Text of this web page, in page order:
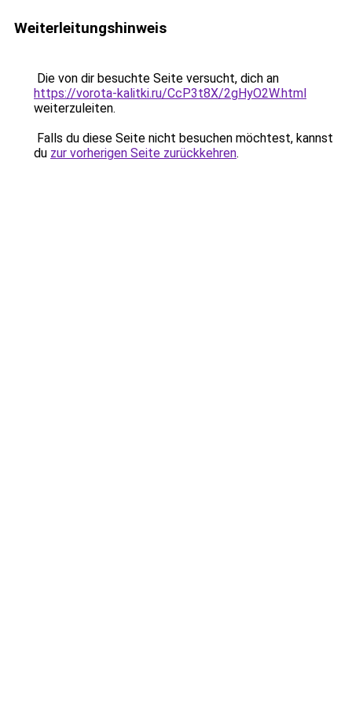
Weiterleitungshinweis
Die von dir besuchte Seite versucht, dich an
https://vorota-kalitki.ru/CcP3t8X/2gHyO2W.html
weiterzuleiten.
Falls du diese Seite nicht besuchen möchtest, kannst
du zur vorherigen Seite zurückkehren.